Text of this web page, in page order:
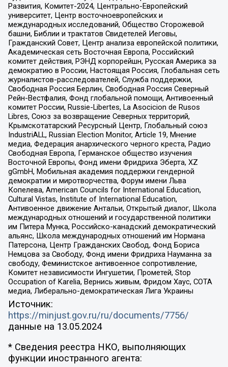
Развития, Комитет-2024, Центрально-Европейский
университет, Центр восточноевропейских и
международных исследований, Общество Сторожевой
башни, Библии и трактатов Свидетелей Иеговы,
Гражданский Совет, Центр анализа европейской политики,
Академическая сеть Восточная Европа, Российский
комитет действия, РЭНД корпорейшн, Русская Америка за
демократию в России, Настоящая Россия, Глобальная сеть
журналистов-расследователей, Служба поддержки,
Свободная Россия Берлин, Свободная Россия Северный
Рейн-Вестфалия, Фонд глобальной помощи, Антивоенный
комитет России, Russie-Libertes, La Asocicion de Rusos
Libres, Союз за возвращение Северных территорий,
Крымскотатарский Ресурсный Центр, Глобальный союз
IndustriALL, Russian Election Monitor, Article 19, Мнение
медиа, Федерация анархического черного креста, Радио
Свободная Европа, Германское общество изучения
Восточной Европы, Фонд имени Фридриха Эберта, XZ
gGmbH, Мобильная академия поддержки гендерной
демократии и миротворчества, Форум имени Льва
Копелева, American Councils for International Education,
Cultural Vistas, Institute of International Education,
Антивоенное движение Антальи, Открытый диалог, Школа
международных отношений и государственной политики
им Питера Мунка, Российско-канадский демократический
альянс, Школа международных отношений им Нормана
Патерсона, Центр Гражданских Свобод, Фонд Бориса
Немцова за Свободу, Фонд имени Фридриха Науманна за
свободу, Феминистское антивоенное сопротивление,
Комитет независимости Ингушетии, Прометей, Stop
Occupation of Karelia, Вернись живым, Фридом Хаус, СОТА
медиа, Либерально-демократическая Лига Украины
Источник:
https://minjust.gov.ru/ru/documents/7756/
данные на 13.05.2024
* Сведения реестра НКО, выполняющих
функции иностранного агента: